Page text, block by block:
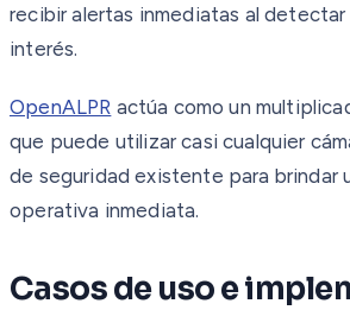
recibir alertas inmediatas al detectar
interés.
OpenALPR actúa como un
que puede utilizar casi cualquier
de seguridad existente para brindar
operativa inmediata.
Casos de uso e